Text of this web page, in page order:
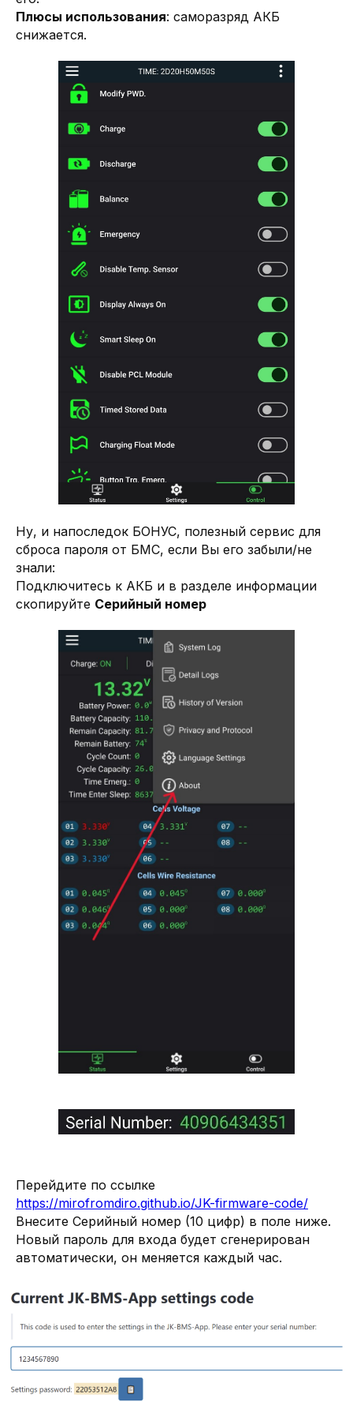
Плюсы использования: саморазряд АКБ
снижается.
Ну, и напоследок БОНУС, полезный сервис для
сброса пароля от БМС, если Вы его забыли/не
знали:
Подключитесь к АКБ и в разделе информации
скопируйте Серийный номер
Перейдите по ссылке
https://mirofromdiro.github.io/JK-firmware-code/
Внесите Серийный номер (10 цифр) в поле ниже.
Новый пароль для входа будет сгенерирован
автоматически, он меняется каждый час.
Подобрать литий-железо-фосфатные